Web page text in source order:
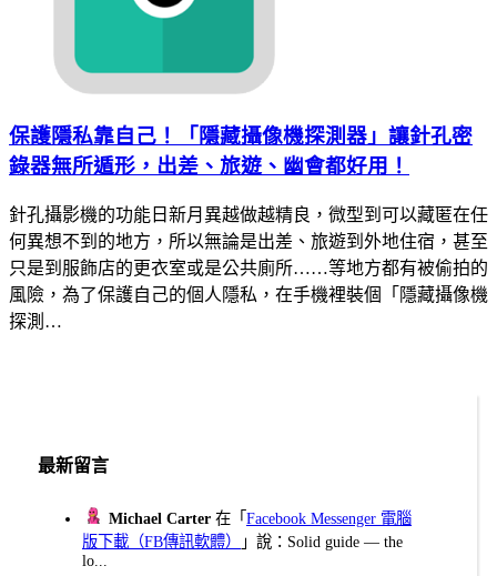
保護隱私靠自己！「隱藏攝像機探測器」讓針孔密
錄器無所遁形，出差、旅遊、幽會都好用！
針孔攝影機的功能日新月異越做越精良，微型到可以藏匿在任
何異想不到的地方，所以無論是出差、旅遊到外地住宿，甚至
只是到服飾店的更衣室或是公共廁所……等地方都有被偷拍的
風險，為了保護自己的個人隱私，在手機裡裝個「隱藏攝像機
探測…
最新留言
Michael Carter 在「Facebook Messenger 電腦
版下載（FB傳訊軟體）
」說：Solid guide — the
lo...